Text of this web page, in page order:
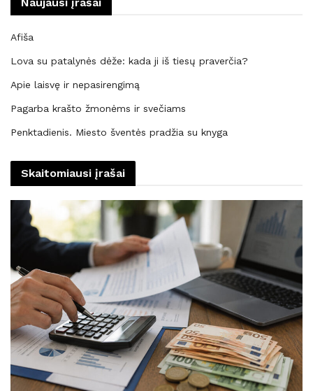
Afiša
Lova su patalynės dėže: kada ji iš tiesų praverčia?
Apie laisvę ir nepasirengimą
Pagarba krašto žmonėms ir svečiams
Penktadienis. Miesto šventės pradžia su knyga
Skaitomiausi įrašai